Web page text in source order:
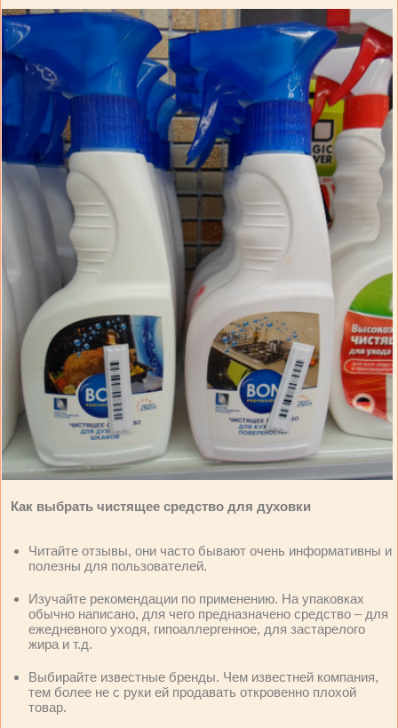
Как выбрать чистящее средство для духовки
Читайте отзывы, они часто бывают очень информативны и
полезны для пользователей.
Изучайте рекомендации по применению. На упаковках
обычно написано, для чего предназначено средство – для
ежедневного уходя, гипоаллергенное, для застарелого
жира и т.д.
Выбирайте известные бренды. Чем известней компания,
тем более не с руки ей продавать откровенно плохой
товар.